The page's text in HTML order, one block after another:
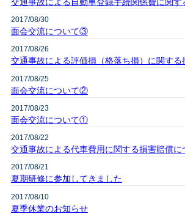
2017/08/30
面会交流について③
2017/08/26
交通事故による評価損（格落ち損）に関する
2017/08/25
面会交流について②
2017/08/23
面会交流について①
2017/08/22
交通事故による代車費用に関する損害賠償に
2017/08/21
夏期研修に参加してきました
2017/08/10
夏季休業のお知らせ